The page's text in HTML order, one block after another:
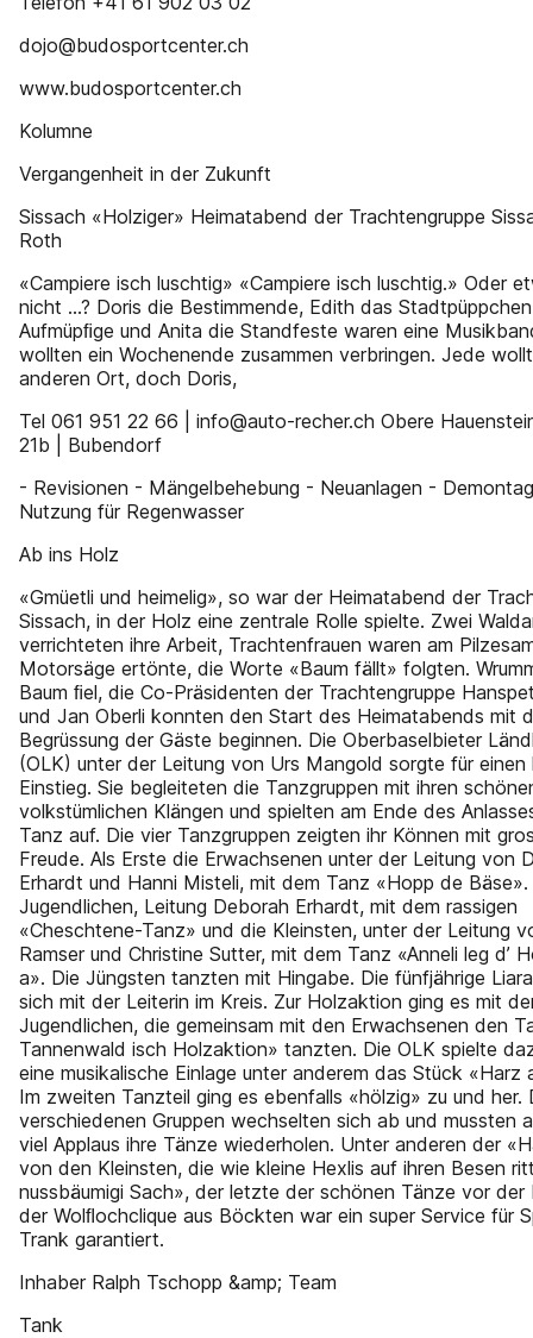
dojo@budosportcenter.ch
www.budosportcenter.ch
Kolumne
Vergangenheit in der Zukunft
Sissach «Holziger» Heimatabend der Trachtengruppe
Roth
«Campiere isch luschtig» «Campiere isch luschtig.» Oder
nicht …? Doris die Bestimmende, Edith das
Aufmüpﬁge und Anita die Standfeste waren eine
wollten ein Wochenende zusammen verbringen. Jede
anderen Ort, doch Doris,
Tel 061 951 22 66 | info@auto-recher.ch Obere
21b | Bubendorf
- Revisionen - Mängelbehebung - Neuanlagen -
Nutzung für Regenwasser
Ab ins Holz
«Gmüetli und heimelig», so war der Heimatabend der
Sissach, in der Holz eine zentrale Rolle spielte. Zwei
verrichteten ihre Arbeit, Trachtenfrauen waren am
Motorsäge ertönte, die Worte «Baum fällt» folgten.
Baum ﬁel, die Co-Präsidenten der Trachtengruppe
und Jan Oberli konnten den Start des Heimatabends mit
Begrüssung der Gäste beginnen. Die Oberbaselbieter
(OLK) unter der Leitung von Urs Mangold sorgte für einen
Einstieg. Sie begleiteten die Tanzgruppen mit ihren
volkstümlichen Klängen und spielten am Ende des
Tanz auf. Die vier Tanzgruppen zeigten ihr Können mit
Freude. Als Erste die Erwachsenen unter der Leitung von
Erhardt und Hanni Misteli, mit dem Tanz «Hopp de Bäse».
Jugendlichen, Leitung Deborah Erhardt, mit dem rassigen
«Cheschtene-Tanz» und die Kleinsten, unter der Leitung
Ramser und Christine Sutter, mit dem Tanz «Anneli leg d’
a». Die Jüngsten tanzten mit Hingabe. Die fünfjährige
sich mit der Leiterin im Kreis. Zur Holzaktion ging es mit
Jugendlichen, die gemeinsam mit den Erwachsenen den
Tannenwald isch Holzaktion» tanzten. Die OLK spielte
eine musikalische Einlage unter anderem das Stück «Harz
Im zweiten Tanzteil ging es ebenfalls «hölzig» zu und her.
verschiedenen Gruppen wechselten sich ab und mussten
viel Applaus ihre Tänze wiederholen. Unter anderen der
von den Kleinsten, die wie kleine Hexlis auf ihren Besen
nussbäumigi Sach», der letzte der schönen Tänze vor der
der Wolﬂochclique aus Böckten war ein super Service für
Trank garantiert.
Inhaber Ralph Tschopp &amp; Team
Tank